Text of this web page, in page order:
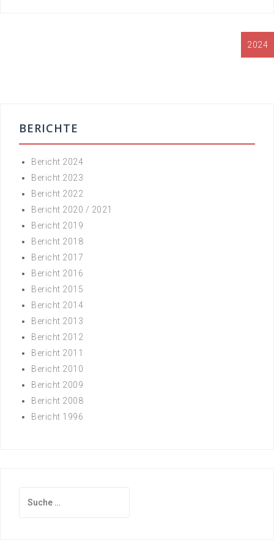
2024
BERICHTE
Bericht 2024
Bericht 2023
Bericht 2022
Bericht 2020 / 2021
Bericht 2019
Bericht 2018
Bericht 2017
Bericht 2016
Bericht 2015
Bericht 2014
Bericht 2013
Bericht 2012
Bericht 2011
Bericht 2010
Bericht 2009
Bericht 2008
Bericht 1996
nach: